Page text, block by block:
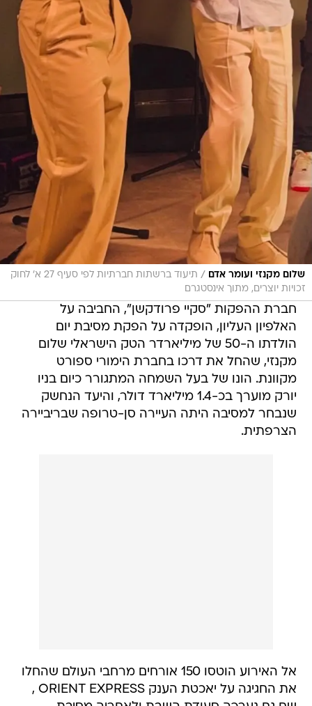
שלום מקנזי ועומר אדם /
תיעוד ברשתות חברתיות לפי סעיף 27 א' לחוק
זכויות יוצרים, מתוך אינסטגרם
חברת ההפקות "סקיי פרודקשן", החביבה על
האלפיון העליון, הופקדה על הפקת מסיבת יום
הולדתו ה-50 של מיליארדר הטק הישראלי שלום
מקנזי, שהחל את דרכו בחברת הימורי ספורט
מקוונת. הונו של בעל השמחה המתגורר כיום בניו
יורק מוערך בכ-1.4 מיליארד דולר, והיעד הנחשק
שנבחר למסיבה היתה העיירה סן-טרופה שבריביירה
הצרפתית.
אל האירוע הוטסו 150 אורחים מרחבי העולם שהחלו
את החגיגה על יאכטת הענק ORIENT EXPRESS ,